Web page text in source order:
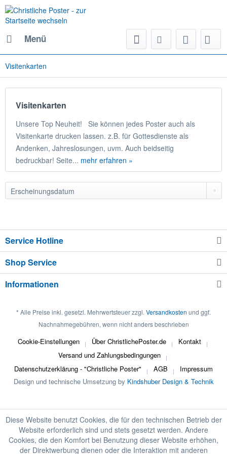
Menü
Visitenkarten
Visitenkarten
Unsere Top Neuheit! Sie können jedes Poster auch als
Visitenkarte drucken lassen. z.B. für Gottesdienste als
Andenken, Jahreslosungen, uvm. Auch beidseitig
bedruckbar! Seite... mehr erfahren »
Service Hotline
Shop Service
Informationen
* Alle Preise inkl. gesetzl. Mehrwertsteuer zzgl. Versandkosten und ggf.
Nachnahmegebühren, wenn nicht anders beschrieben
Cookie-Einstellungen Über ChristlichePoster.de
Kontakt
Versand und Zahlungsbedingungen
Datenschutzerklärung - "Christliche Poster"
AGB
Impressum
Design und technische Umsetzung by Kindshuber Design & Technik
Diese Website benutzt Cookies, die für den technischen Betrieb der
Website erforderlich sind und stets gesetzt werden. Andere
Cookies, die den Komfort bei Benutzung dieser Website erhöhen,
der Direktwerbung dienen oder die Interaktion mit anderen